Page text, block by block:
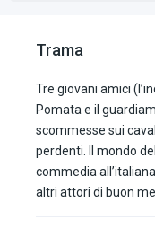
Trama
Tre giovani amici
Pomata e il
scommesse sui
perdenti. Il mondo
commedia
altri attori di buon